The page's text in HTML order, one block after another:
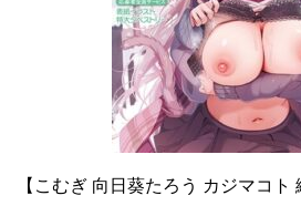
【こむぎ 向日葵たろう カジマコ